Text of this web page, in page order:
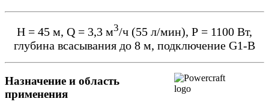
Н = 45 м, Q = 3,3 м3/ч (55 л/мин), Р = 1100 Вт,
глубина всасывания до 8 м, подключение G1-B
Назначение и область
применения